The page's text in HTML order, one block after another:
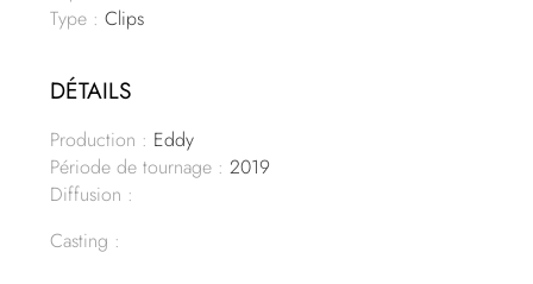
Type : Clips
DÉTAILS
Production : Eddy
Période de tournage : 2019
Diffusion :
Casting :